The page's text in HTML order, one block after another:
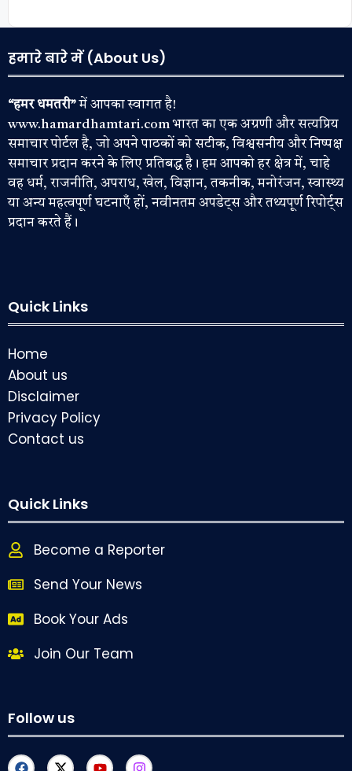
हमारे बारे में (About Us)
“हमर धमतरी”में आपका स्वागत है!
www.hamardhamtari.com भारत का एक अग्रणी और सत्यप्रिय
समाचार पोर्टल है, जो अपने पाठकों को सटीक, विश्वसनीय और निष्पक्ष
समाचार प्रदान करने के लिए प्रतिबद्ध है। हम आपको हर क्षेत्र में, चाहे
वह धर्म, राजनीति, अपराध, खेल, विज्ञान, तकनीक, मनोरंजन, स्वास्थ्य
या अन्य महत्वपूर्ण घटनाएँ हों, नवीनतम अपडेट्स और तथ्यपूर्ण रिपोर्ट्स
प्रदान करते हैं।
Quick Links
Home
About us
Disclaimer
Privacy Policy
Contact us
Quick Links
Become a Reporter
Send Your News
Book Your Ads
Join Our Team
Follow us